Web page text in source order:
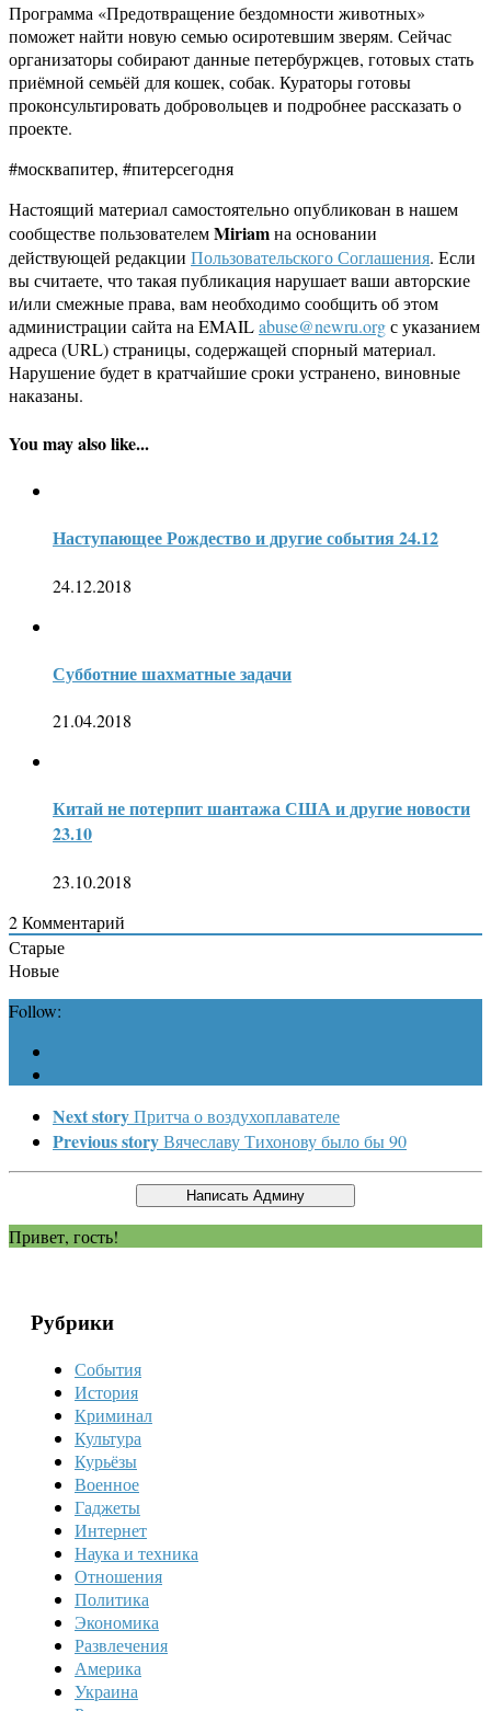
Программа «Предотвращение бездомности животных»
поможет найти новую семью осиротевшим зверям. Сейчас
организаторы собирают данные петербуржцев, готовых стать
приёмной семьёй для кошек, собак. Кураторы готовы
проконсультировать добровольцев и подробнее рассказать о
проекте.
#москвапитер, #питерсегодня
Настоящий материал самостоятельно опубликован в нашем
сообществе пользователемMiriamна основании
действующей редакции Пользовательского Соглашения. Если
вы считаете, что такая публикация нарушает ваши авторские
и/или смежные права, вам необходимо сообщить об этом
администрации сайта на EMAILabuse@newru.orgс указанием
адреса (URL) страницы, содержащей спорный материал.
Нарушение будет в кратчайшие сроки устранено, виновные
наказаны.
You may also like...
Наступающее Рождество и другие события 24.12
24.12.2018
Субботние шахматные задачи
21.04.2018
Китай не потерпит шантажа США и другие новости
23.10
23.10.2018
2Комментарий
Старые
Новые
Follow:
Next storyПритча о воздухоплавателе
Previous storyВячеславу Тихонову было бы 90
Привет, гость!
Рубрики
События
История
Криминал
Культура
Курьёзы
Военное
Гаджеты
Интернет
Наука и техника
Отношения
Политика
Экономика
Развлечения
Америка
Украина